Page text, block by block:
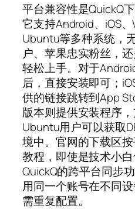
平台兼容性是QuickQ
它支持Android、iOS
Ubuntu等多种系统，
户、苹果忠实粉丝，
轻松上手。对于
后，直接安装即可；
供的链接跳转到App
版本则提供安装程序，
Ubuntu用户可以获取
境中。官网的下载区
教程，即使是技术小白
QuickQ的跨平台同步
用同一个账号在不同
需重复配置。